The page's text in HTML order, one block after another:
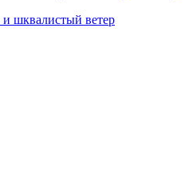
и шквалистый ветер